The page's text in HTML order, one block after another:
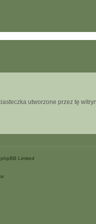
utworzone przez tę
Limited